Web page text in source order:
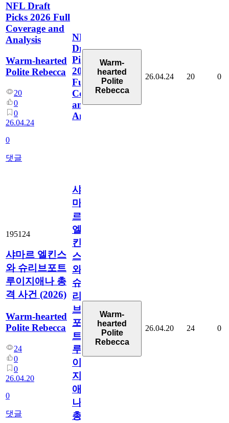
NFL Draft
Picks 2026 Full
Coverage and
Analysis
Warm-hearted
Polite Rebecca
20
0
0
26.04.24
0
댓글
NFL
Draft
Picks
2026
Full
Coverage
and
Analysis
Warm-
hearted
Polite
Rebecca
26.04.24 20 0
195124
샤마르 엘킨스
와 슈리브포트
루이지애나 총
격 사건 (2026)
Warm-hearted
Polite Rebecca
24
0
0
26.04.20
0
댓글
샤
마
르
엘
킨
스
와
슈
리
브
포
트
루
이
지
애
나
총
Warm-
hearted
Polite
Rebecca
26.04.20 24 0